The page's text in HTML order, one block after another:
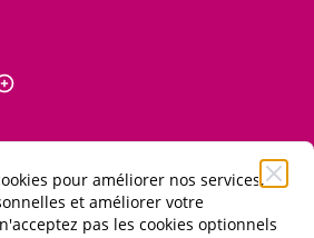
pour améliorer nos services,
et améliorer votre
pas les cookies optionnels